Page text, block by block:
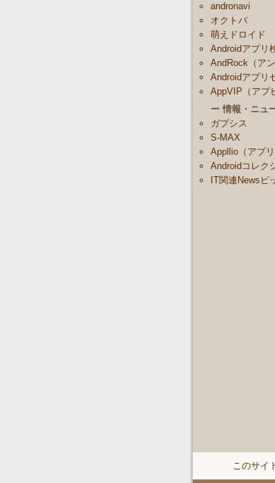
andronavi
オクトバ
萌えドロイド
Androidアプリ
AndRock（ア
Androidアプリ
AppVIP（アプ
ー 情報・ニュ
ガプシス
S-MAX
Appllio（アプリ
Androidコレク
IT関連Newsピ
このサイ